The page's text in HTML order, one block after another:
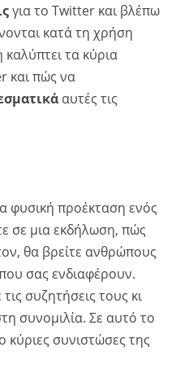
για το Twitter και βλέπω
κατά τη χρήση
τα κύρια
και πώς να
αυτές τις
φυσική προέκταση ενός
σε μια εκδήλωση, πώς
θα βρείτε ανθρώπους
σας ενδιαφέρουν.
συζητήσεις τους κι
συνομιλία. Σε αυτό το
συνιστώσες της